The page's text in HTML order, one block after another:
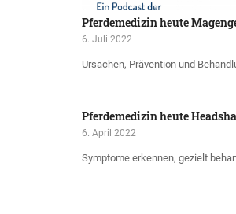
Pferdemedizin heute
6. Juli 2022
Ursachen, Prävention und
Pferdemedizin heute
6. April 2022
Symptome erkennen, gezielt